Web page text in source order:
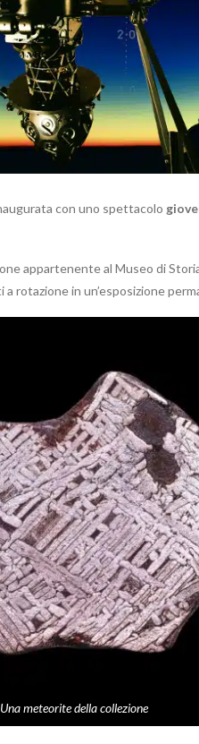
con uno spettacolo
appartenente al Museo di
rotazione in un’esposizione
Una meteorite della collezione